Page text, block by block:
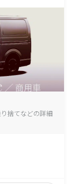
捨てなどの詳細